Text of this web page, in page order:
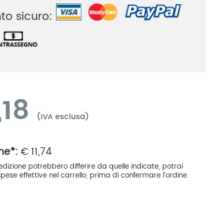
sicuro:
(IVA esclusa)
€11,74
potrebbero differire da quelle indicate, potrai
effettive nel carrello, prima di confermare l'ordine